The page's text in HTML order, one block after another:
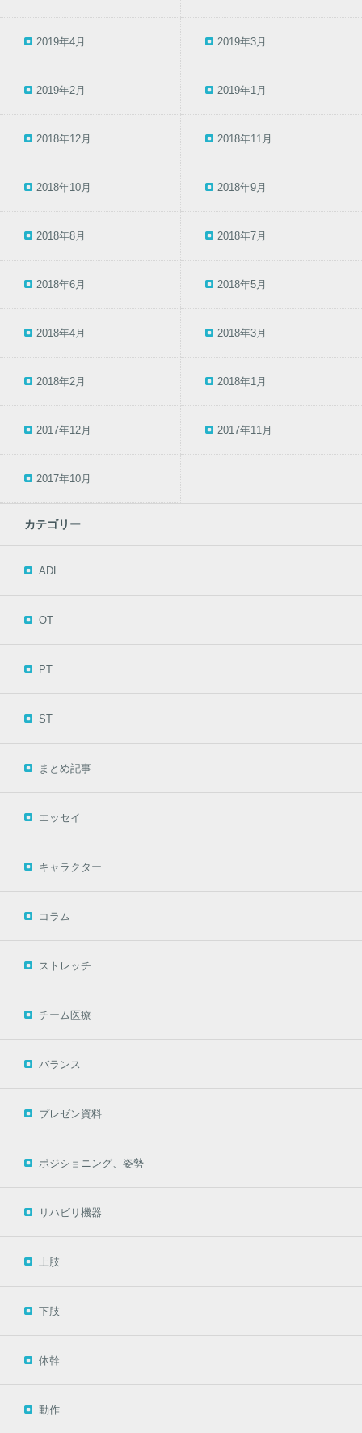
2019年4月 2019年3月
2019年2月 2019年1月
2018年12月 2018年11月
2018年10月 2018年9月
2018年8月 2018年7月
2018年6月 2018年5月
2018年4月 2018年3月
2018年2月 2018年1月
2017年12月 2017年11月
2017年10月
カテゴリー
ADL
OT
PT
ST
まとめ記事
エッセイ
キャラクター
コラム
ストレッチ
チーム医療
バランス
プレゼン資料
ポジショニング、姿勢
リハビリ機器
上肢
下肢
体幹
動作